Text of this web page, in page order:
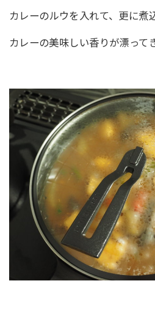
カレーのルウを入れて、更に煮
カレーの美味しい香りが漂って